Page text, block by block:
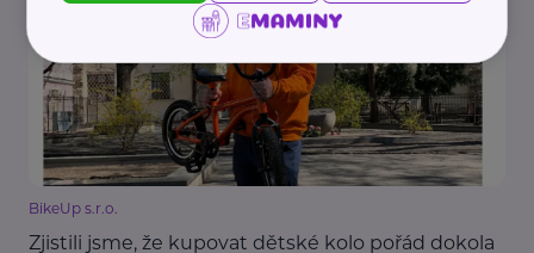
BikeUp s.r.o.
Zjistili jsme, že kupovat dětské kolo pořád dokola